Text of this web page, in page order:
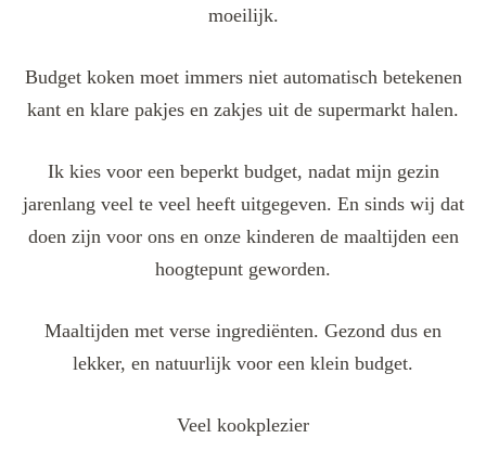
moeilijk.
Budget koken moet immers niet automatisch betekenen
kant en klare pakjes en zakjes uit de supermarkt halen.
Ik kies voor een beperkt budget, nadat mijn gezin
jarenlang veel te veel heeft uitgegeven. En sinds wij dat
doen zijn voor ons en onze kinderen de maaltijden een
hoogtepunt geworden.
Maaltijden met verse ingrediënten. Gezond dus en
lekker, en natuurlijk voor een klein budget.
Veel kookplezier